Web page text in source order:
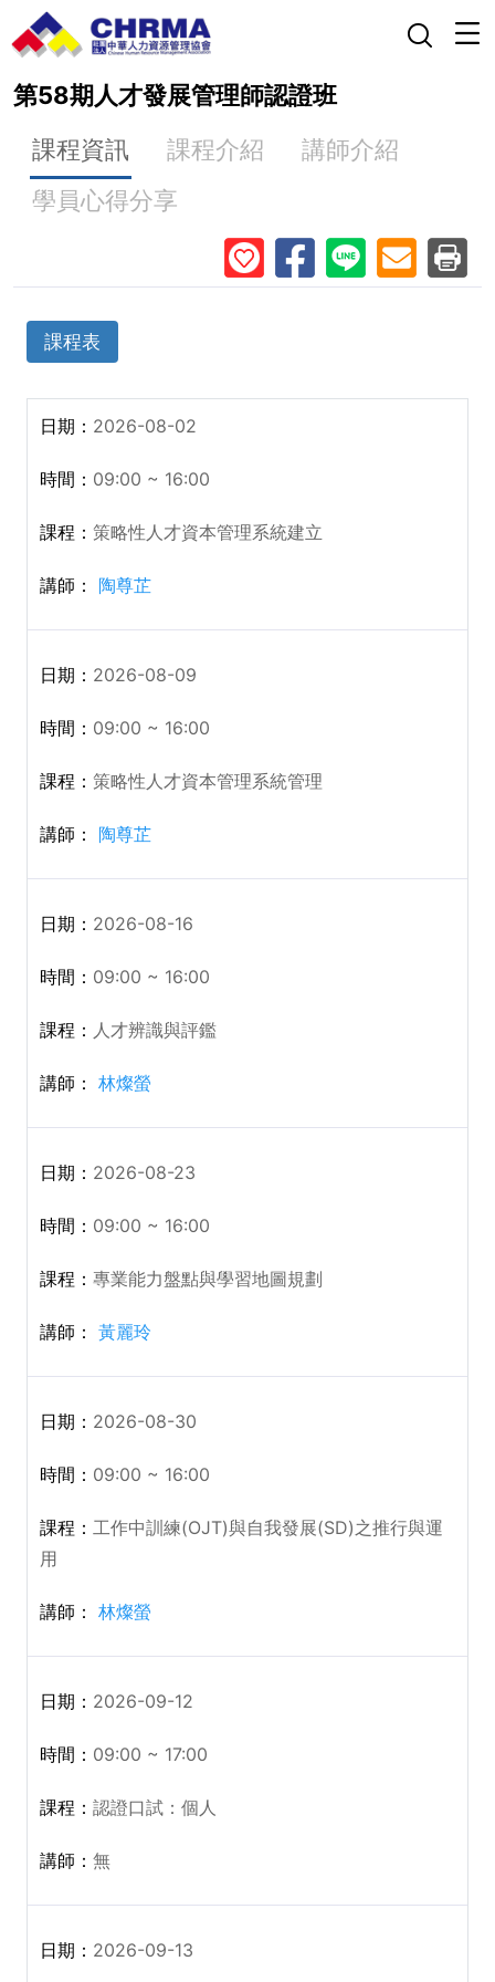
第58期人才發展管理師認證班
課程資訊
課程介紹
講師介紹
學員心得分享
課程表
2026-08-02
09:00 ~ 16:00
策略性人才資本管理系統建立
陶尊芷
2026-08-09
09:00 ~ 16:00
策略性人才資本管理系統管理
陶尊芷
2026-08-16
09:00 ~ 16:00
人才辨識與評鑑
林燦螢
2026-08-23
09:00 ~ 16:00
專業能力盤點與學習地圖規劃
黃麗玲
2026-08-30
09:00 ~ 16:00
工作中訓練(OJT)與自我發展(SD)之推行與運
用
林燦螢
2026-09-12
09:00 ~ 17:00
認證口試：個人
無
2026-09-13